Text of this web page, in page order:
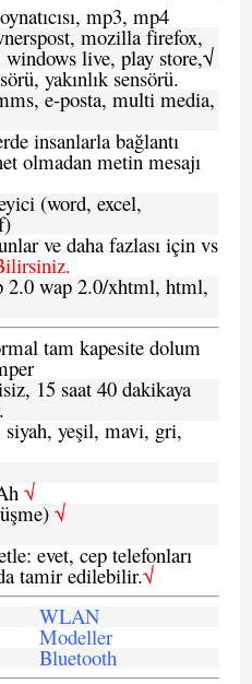
mp3, mp4
mozilla firefox,
windows live, play store,√
yakınlık sensörü.
e-posta, multi media,
insanlarla bağlantı
olmadan metin mesajı
(word, excel,
ve daha fazlası için vs
2.0 wap 2.0/xhtml, html,
tam kapesite dolum
15 saat 40 dakikaya
siyah, yeşil, mavi, gri,
√
√
evet, cep telefonları
tamir edilebilir.√
WLAN
Modeller
Bluetooth